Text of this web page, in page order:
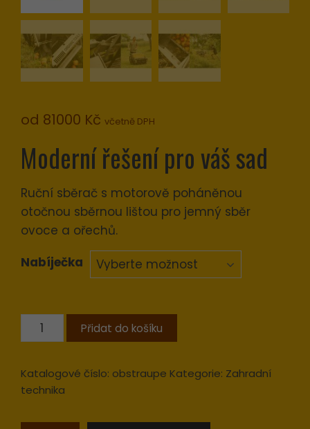
81000 Kč včetně DPH
Moderní řešení pro váš sad
Ruční sběrač s motorově poháněnou
otočnou sběrnou lištou pro jemný sběr
ovoce a ořechů.
Nabíječka
Obstraupe
-
Fox
04
Přidat do košíku
Katalogové číslo: obstraupe Kategorie: Zahradní
technika